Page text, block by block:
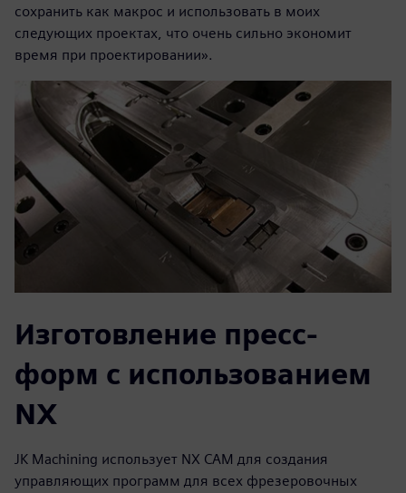
сохранить как макрос и использовать в моих
следующих проектах, что очень сильно экономит
время при проектировании».
Изготовление пресс-
форм с использованием
NX
JK Machining использует NX CAM для создания
управляющих программ для всех фрезеровочных